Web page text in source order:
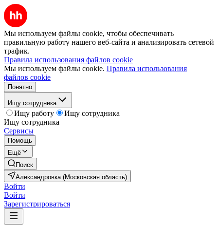
Мы используем файлы cookie, чтобы обеспечивать
правильную работу нашего веб-сайта и анализировать сетевой
трафик.
Правила использования файлов cookie
Мы используем файлы cookie. Правила использования
файлов cookie
Понятно
Ищу сотрудника
Ищу работу
Ищу сотрудника
Ищу сотрудника
Сервисы
Помощь
Ещё
Поиск
Александровка (Московская область)
Войти
Войти
Зарегистрироваться